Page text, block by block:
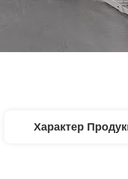
Характер